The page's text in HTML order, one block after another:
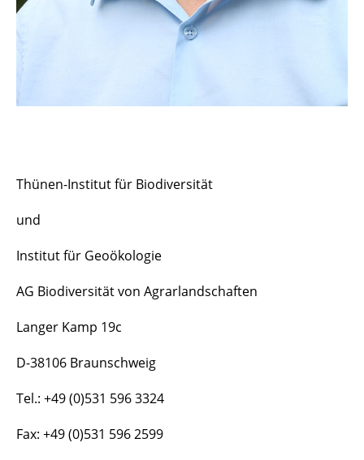
Thünen-Institut für Biodiversität
und
Institut für Geoökologie
AG Biodiversität von Agrarlandschaften
Langer Kamp 19c
D-38106 Braunschweig
Tel.: +49 (0)531 596 3324
Fax: +49 (0)531 596 2599